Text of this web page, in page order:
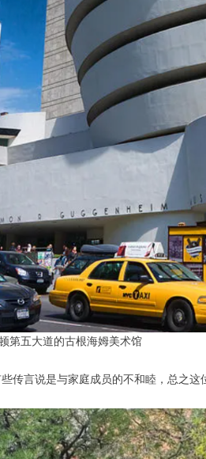
第五大道的古根海姆美术馆
传言说是与家庭成员的不和睦，总之